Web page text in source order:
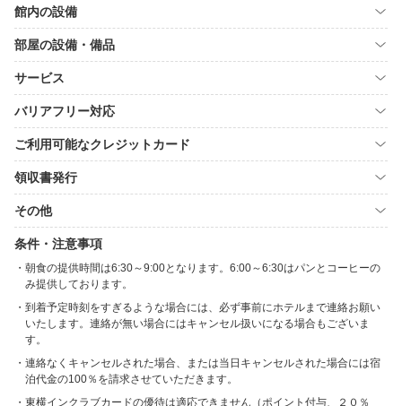
館内の設備
部屋の設備・備品
サービス
バリアフリー対応
ご利用可能なクレジットカード
領収書発行
その他
条件・注意事項
朝食の提供時間は6:30～9:00となります。6:00～6:30はパンとコーヒーの
み提供しております。
到着予定時刻をすぎるような場合には、必ず事前にホテルまで連絡お願い
いたします。連絡が無い場合にはキャンセル扱いになる場合もございま
す。
連絡なくキャンセルされた場合、または当日キャンセルされた場合には宿
泊代金の100％を請求させていただきます。
東横インクラブカードの優待は適応できません（ポイント付与、２０％